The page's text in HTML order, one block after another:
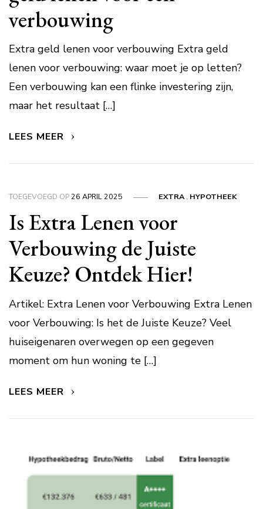
verbouwing
Extra geld lenen voor verbouwing Extra geld
lenen voor verbouwing: waar moet je op letten?
Een verbouwing kan een flinke investering zijn,
maar het resultaat […]
LEES MEER
TOEGEVOEGD OP26 APRIL 2025 EXTRA, HYPOTHEEK
Is Extra Lenen voor
Verbouwing de Juiste
Keuze? Ontdek Hier!
Artikel: Extra Lenen voor Verbouwing Extra Lenen
voor Verbouwing: Is het de Juiste Keuze? Veel
huiseigenaren overwegen op een gegeven
moment om hun woning te […]
LEES MEER